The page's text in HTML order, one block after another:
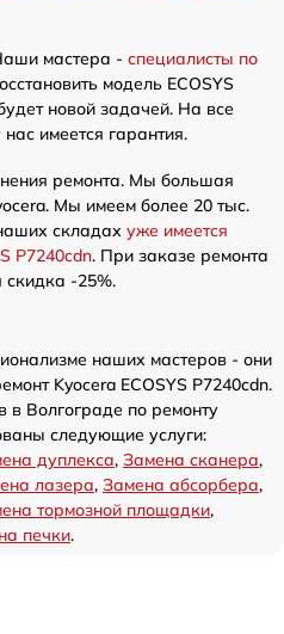
мастера - специалисты по
модель ECOSYS
новой задачей. На все
имеется гарантия.
ремонта. Мы большая
Мы имеем более 20 тыс.
складах уже имеется
P7240cdn. При заказе ремонта
скидка -25%.
наших мастеров - они
Kyocera ECOSYS P7240cdn.
Волгограде по ремонту
следующие услуги:
дуплекса, Замена сканера,
лазера, Замена абсорбера,
тормозной площадки,
печки.